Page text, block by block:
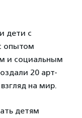
дети с
опытом
и социальным
20 арт-
на мир.
детям